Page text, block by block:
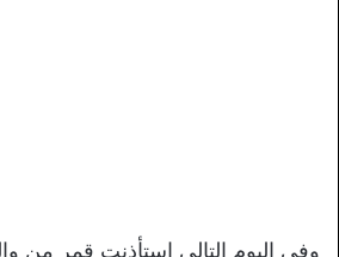
وفي اليوم التالي استأذنت قمر من